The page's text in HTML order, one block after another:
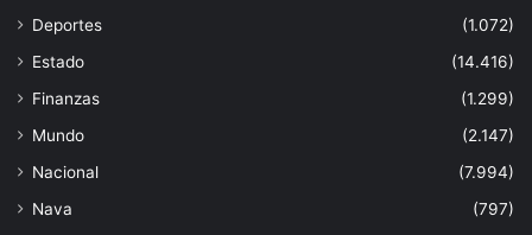
Deportes
(1.072)
Estado
(14.416)
Finanzas
(1.299)
Mundo
(2.147)
Nacional
(7.994)
Nava
(797)